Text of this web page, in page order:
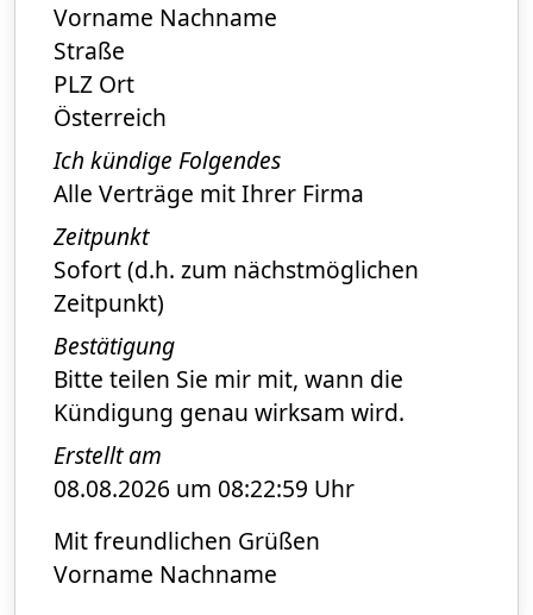
Vorname Nachname
Straße
PLZ Ort
Österreich
Ich kündige Folgendes
Alle Verträge mit Ihrer Firma
Zeitpunkt
Sofort (d.h. zum nächstmöglichen
Zeitpunkt)
Bestätigung
Bitte teilen Sie mir mit, wann die
Kündigung genau wirksam wird.
Erstellt am
08.08.2026 um 08:22:59 Uhr
Mit freundlichen Grüßen
Vorname Nachname